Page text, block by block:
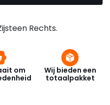
Rechts.
om
Wij bieden een
totaalpakket